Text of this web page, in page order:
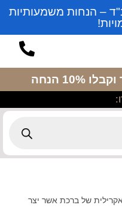
– הנחות משמעותיות
וקבלו 10% הנחה